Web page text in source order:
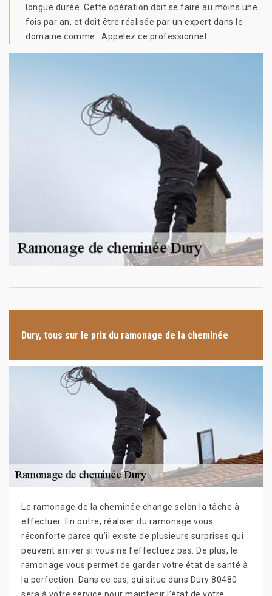
longue durée. Cette opération doit se faire au moins une
fois par an, et doit être réalisée par un expert dans le
domaine comme . Appelez ce professionnel.
Dury, tous sur le prix du ramonage de la cheminée
Le ramonage de la cheminée change selon la tâche à
effectuer. En outre, réaliser du ramonage vous
réconforte parce qu’il existe de plusieurs surprises qui
peuvent arriver si vous ne l’effectuez pas. De plus, le
ramonage vous permet de garder votre état de santé à
la perfection. Dans ce cas, qui situe dans Dury 80480